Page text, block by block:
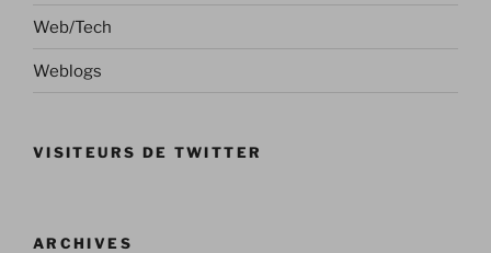
Web/Tech
Weblogs
VISITEURS DE TWITTER
ARCHIVES